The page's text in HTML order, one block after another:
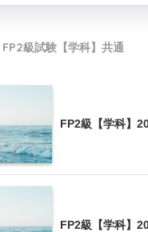
FP2級試験【学科】共通
FP2級【学科】
FP2級【学科】